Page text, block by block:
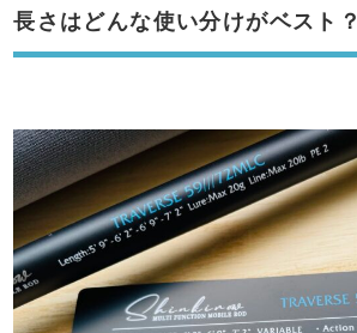
長さはどんな使い分けがベスト？